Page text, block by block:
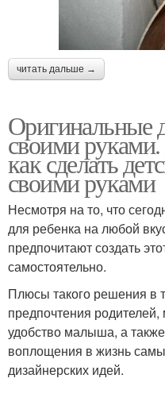
читать дальше →
Оригинальные
своими руками.
как сделать
своими руками
Несмотря на то, что
для ребенка на любой
предпочитают создать
самостоятельно.
Плюсы такого решения в
предпочтения
удобство малыша, а
воплощения в жизнь
дизайнерских идей.